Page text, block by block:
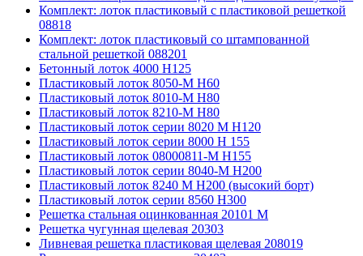
Комплект: лоток пластиковый с пластиковой решеткой
08818
Комплект: лоток пластиковый со штампованной
стальной решеткой 088201
Бетонный лоток 4000 Н125
Пластиковый лоток 8050-М H60
Пластиковый лоток 8010-М H80
Пластиковый лоток 8210-М H80
Пластиковый лоток серии 8020 М H120
Пластиковый лоток серии 8000 Н 155
Пластиковый лоток 08000811-М H155
Пластиковый лоток серии 8040-М H200
Пластиковый лоток 8240 M H200 (высокий борт)
Пластиковый лоток серии 8560 Н300
Решетка стальная оцинкованная 20101 М
Решетка чугунная щелевая 20303
Ливневая решетка пластиковая щелевая 208019